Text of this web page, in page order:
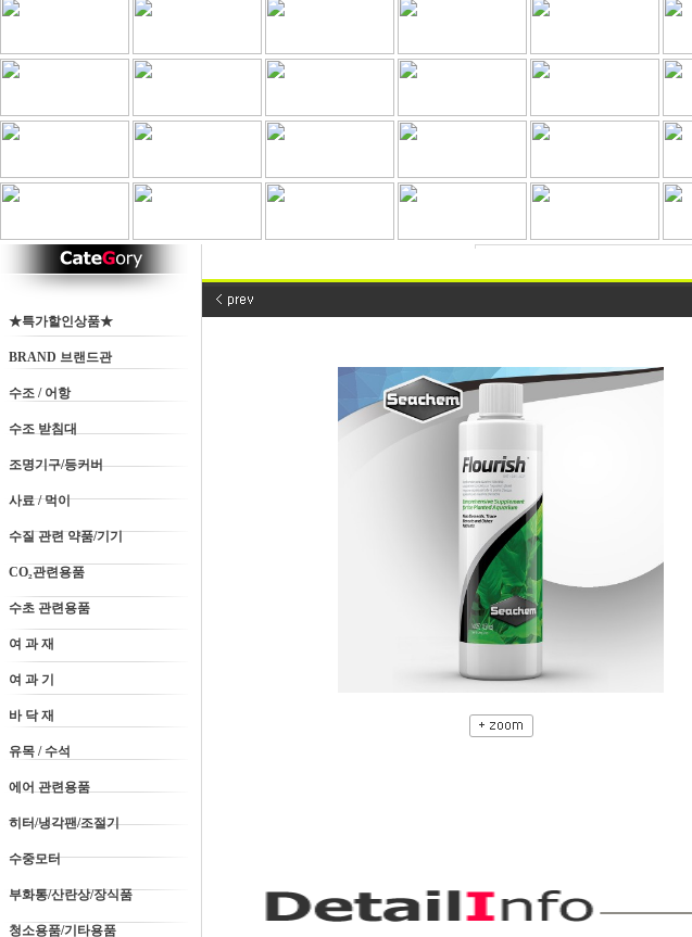
★특가할인상품★
BRAND 브랜드관
수조 / 어항
수조 받침대
조명기구/등커버
사료 / 먹이
수질 관련 약품/기기
CO₂관련용품
수초 관련용품
여 과 재
여 과 기
바 닥 재
유목 / 수석
에어 관련용품
히터/냉각팬/조절기
수중모터
부화통/산란상/장식품
청소용품/기타용품